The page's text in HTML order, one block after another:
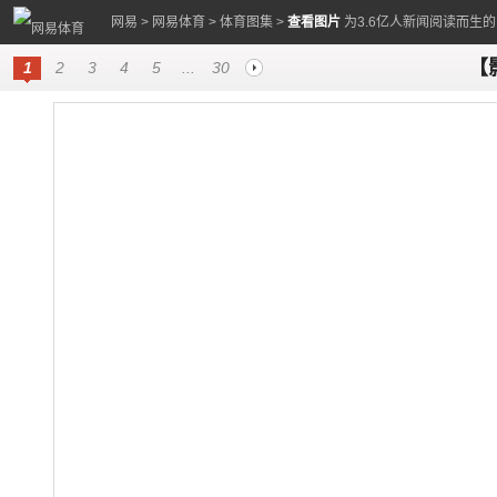
网易 > 网易体育 > 体育图集 > 查看图片 为3.6亿人新闻阅读而生
1 2 3 4 5 30